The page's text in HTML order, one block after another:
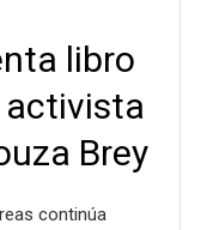
libro
activista
Brey
continúa